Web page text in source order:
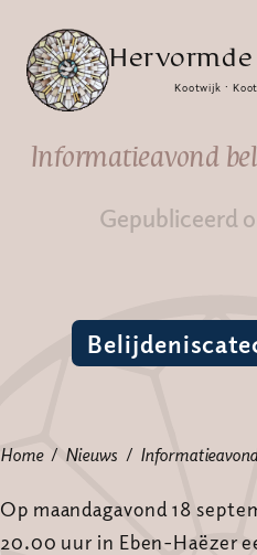
Hervormde
Kootwijk ·
Informatieavond
Gepubliceerd
Home Nieuws
Op maandagavond 18
20.00 uur in Eben-Haëzer